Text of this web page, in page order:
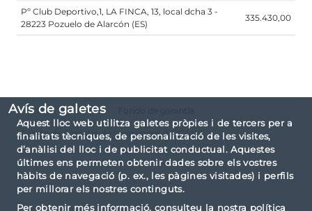
Avís de galetes
Aquest lloc web utilitza galetes pròpies i de tercers per a
finalitats tècniques, de personalització de les visites,
d’anàlisi del lloc i de publicitat conductual. Aquestes
últimes ens permeten obtenir dades sobre els vostres
hàbits de navegació (p. ex., les pàgines visitades) i perfils
per millorar els nostres continguts.
Per obtenir més informació, consulteu la nostra política
Pº Club Deportivo,1, LA FINCA, 13, local dcha 3 -
28223 Pozuelo de Alarcón (ES)
335.430,00
Fondo de Garantía de Inversiones (FOGAIN)